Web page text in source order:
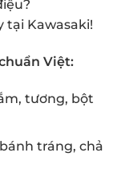
tại Kawasaki!
Việt:
tương, bột
tráng, chả